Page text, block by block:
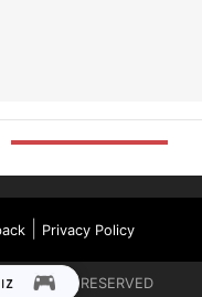
| Privacy Policy
RIGHTS RESERVED